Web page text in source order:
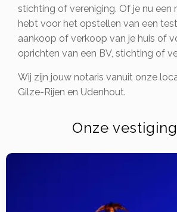
stichting of vereniging. Of je nu een
hebt voor het opstellen van een
aankoop of verkoop van je huis of
oprichten van een BV, stichting of
Wij zijn jouw notaris vanuit onze
Gilze-Rijen en Udenhout.
Onze